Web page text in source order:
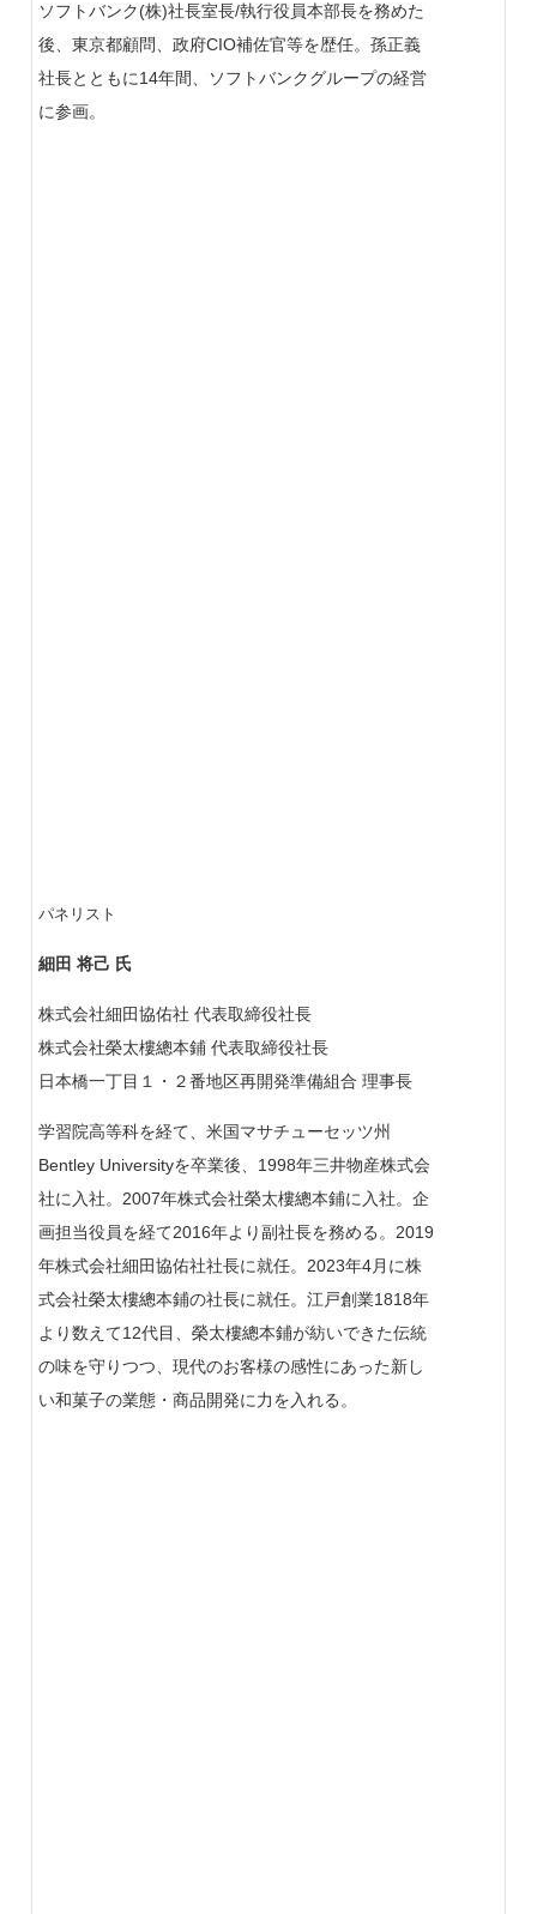
ソフトバンク(株)社長室長/執行役員本部長を務めた
後、東京都顧問、政府CIO補佐官等を歴任。孫正義
社長とともに14年間、ソフトバンクグループの経営
に参画。
パネリスト
細田 将己 氏
株式会社細田協佑社 代表取締役社長
株式会社榮太樓總本鋪 代表取締役社長
日本橋一丁目１・２番地区再開発準備組合 理事長
学習院高等科を経て、米国マサチューセッツ州
Bentley Universityを卒業後、1998年三井物産株式会
社に入社。2007年株式会社榮太樓總本鋪に入社。企
画担当役員を経て2016年より副社長を務める。2019
年株式会社細田協佑社社長に就任。2023年4月に株
式会社榮太樓總本鋪の社長に就任。江戸創業1818年
より数えて12代目、榮太樓總本鋪が紡いできた伝統
の味を守りつつ、現代のお客様の感性にあった新し
い和菓子の業態・商品開発に力を入れる。